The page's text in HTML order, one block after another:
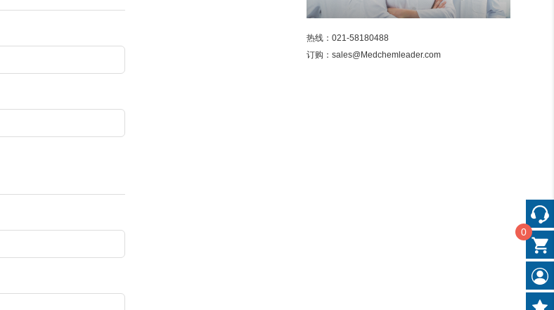
热线：021-58180488
0